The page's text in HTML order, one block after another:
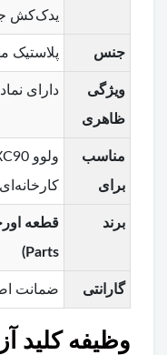
یدک‌کش
جنس پلاستیک
ویژگی
ظاهری
دارای
مناسب
برای
کارخانه‌ای
برند
Parts)
گارانتی ضمانت
وظیفه کلید